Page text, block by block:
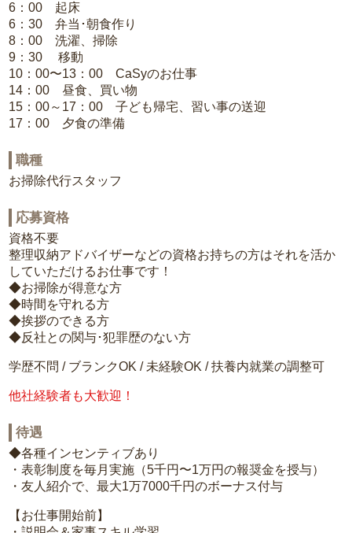
6：00 起床
6：30 弁当･朝食作り
8：00 洗濯、掃除
9：30 移動
10：00〜13：00 CaSyのお仕事
14：00 昼食、買い物
15：00～17：00 子ども帰宅、習い事の送迎
17：00 夕食の準備
職種
お掃除代行スタッフ
応募資格
資格不要
整理収納アドバイザーなどの資格お持ちの方はそれを活か
していただけるお仕事です！
◆お掃除が得意な方
◆時間を守れる方
◆挨拶のできる方
◆反社との関与･犯罪歴のない方
学歴不問 / ブランクOK / 未経験OK / 扶養内就業の調整可
他社経験者も大歓迎！
待遇
◆各種インセンティブあり
・表彰制度を毎月実施（5千円〜1万円の報奨金を授与）
・友人紹介で、最大1万7000千円のボーナス付与
【お仕事開始前】